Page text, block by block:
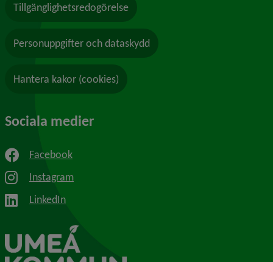
Tillgänglighetsredogörelse
Personuppgifter och dataskydd
Hantera kakor (cookies)
Sociala medier
Facebook
Instagram
LinkedIn